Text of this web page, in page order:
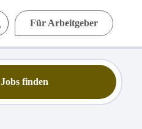
Für Arbeitgeber
Jobs finden